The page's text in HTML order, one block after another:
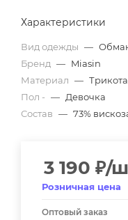
Характеристики
Вид одежды —
Бренд — Miasin
Материал —
Пол - — Девочка
Состав — 73%
3 190 ₽/
Розничная цена
Оптовый заказ